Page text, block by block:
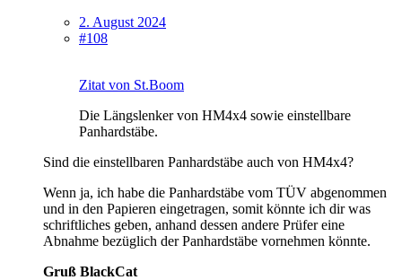
2. August 2024
#108
Zitat von St.Boom
Die Längslenker von HM4x4 sowie einstellbare
Panhardstäbe.
Sind die einstellbaren Panhardstäbe auch von HM4x4?
Wenn ja, ich habe die Panhardstäbe vom TÜV abgenommen
und in den Papieren eingetragen, somit könnte ich dir was
schriftliches geben, anhand dessen andere Prüfer eine
Abnahme bezüglich der Panhardstäbe vornehmen könnte.
Gruß BlackCat